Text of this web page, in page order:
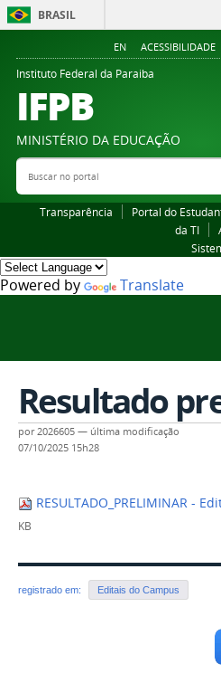
BRASIL
EN ACESSIBILIDADE
Instituto Federal da Paraiba
IFPB
MINISTÉRIO DA EDUCAÇÃO
Buscar no portal
Transparência Portal do
da TI
Powered by Translate
Resultado
por2026605 — última modificação
07/10/2025 15h28
RESULTADO_PRELIMINAR -
KB
registrado em: Editais do Campus